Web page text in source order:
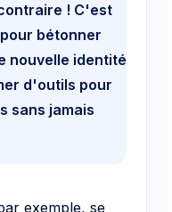
! C'est
bétonner
nouvelle identité
d'outils pour
sans jamais
exemple, se